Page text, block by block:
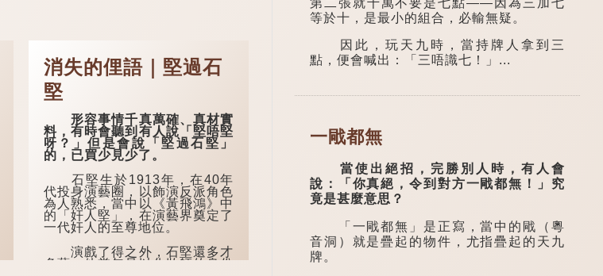
消失的俚語｜堅過石
堅
形容事情千真萬確、真材實
料，有時會聽到有人說「堅唔堅
呀？」但是會說「堅過石堅」
的，已買少見少了。
石堅生於1913年，在40年
代投身演藝圈，以飾演反派角色
為人熟悉，當中以《黃飛鴻》中
的「奸人堅」，在演藝界奠定了
一代奸人的至尊地位。
演戲了得之外，石堅還多才
多藝。他當年是以化妝師的身份
等於十，是最小的組合，必輸無疑。
因此，玩天九時，當持牌人拿到三
點，便會喊出：「三唔識七！」...
一戙都無
當使出絕招，完勝別人時，有人會
說：「你真絕，令到對方一戙都無！」究
竟是甚麼意思？
「一戙都無」是正寫，當中的戙（粵
音洞）就是疊起的物件，尤指疊起的天九
牌。